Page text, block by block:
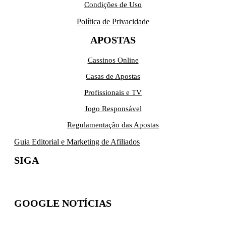
Condições de Uso
Política de Privacidade
APOSTAS
Cassinos Online
Casas de Apostas
Profissionais e TV
Jogo Responsável
Regulamentação das Apostas
Guia Editorial e Marketing de Afiliados
SIGA
GOOGLE NOTÍCIAS